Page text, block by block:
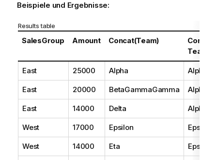
Beispiele und Ergebnisse:
Results table
SalesGroup Amount Concat(Team)
Team)
East 25000 Alpha
East 20000 BetaGammaGamma
East 14000 Delta
West 17000 Epsilon
West 14000 Eta